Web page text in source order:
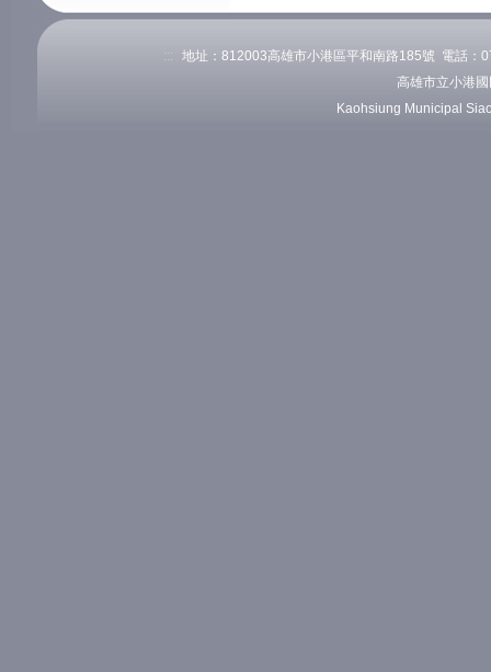
:::
地址：812003高雄市小港區平和南路185號 電話
高雄市立小港
Kaohsiung Municipal